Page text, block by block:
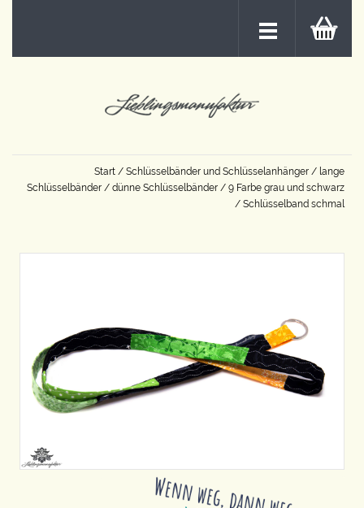
Start / Schlüsselbänder und Schlüsselanhänger / lange
Schlüsselbänder / dünne Schlüsselbänder / 9 Farbe grau und schwarz
/ Schlüsselband schmal